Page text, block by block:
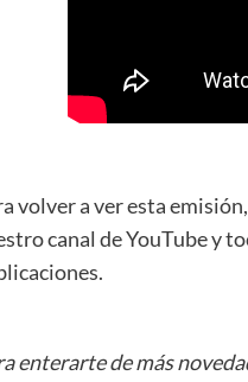
volver a ver esta
canal de YouTube y
enterarte de más